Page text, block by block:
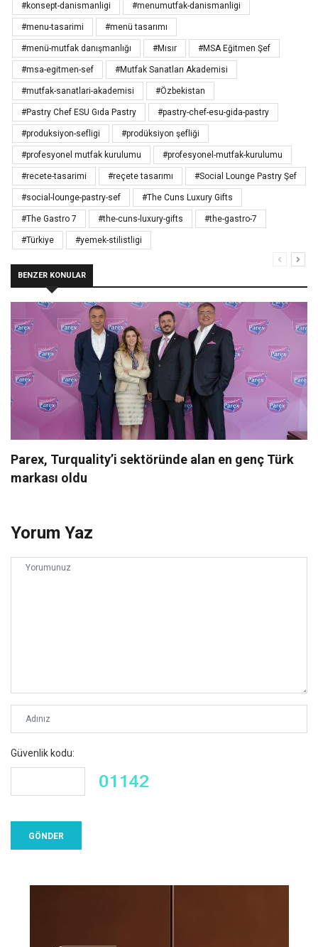
#konsept-danismanligi #menumutfak-danismanligi
#menu-tasarimi #menü tasarımı
#menü-mutfak danışmanlığı #Mısır #MSA Eğitmen Şef
#msa-egitmen-sef #Mutfak Sanatları Akademisi
#mutfak-sanatlari-akademisi #Özbekistan
#Pastry Chef ESU Gıda Pastry #pastry-chef-esu-gida-pastry
#produksiyon-sefligi #prodüksiyon şefliği
#profesyonel mutfak kurulumu #profesyonel-mutfak-kurulumu
#recete-tasarimi #reçete tasarımı #Social Lounge Pastry Şef
#social-lounge-pastry-sef #The Cuns Luxury Gifts
#The Gastro 7 #the-cuns-luxury-gifts #the-gastro-7
#Türkiye #yemek-stilistligi
BENZER KONULAR
Parex, Turquality’i sektöründe alan en genç Türk
markası oldu
Yorum Yaz
Güvenlik kodu: